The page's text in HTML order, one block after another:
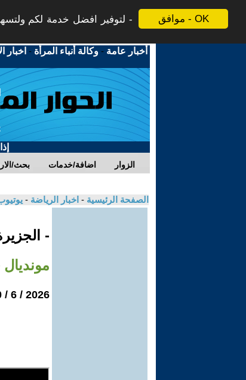
موافق - OK
لتوفير افضل خدمة لكم
أخبار عامة -وكالة أنباء المرأة - اخبار
بحث/ اضافة/خدمات الزوار
الصفحة الرئيسية - اخبار الرياضة -
-
مونديال
2026 / 6 / 10